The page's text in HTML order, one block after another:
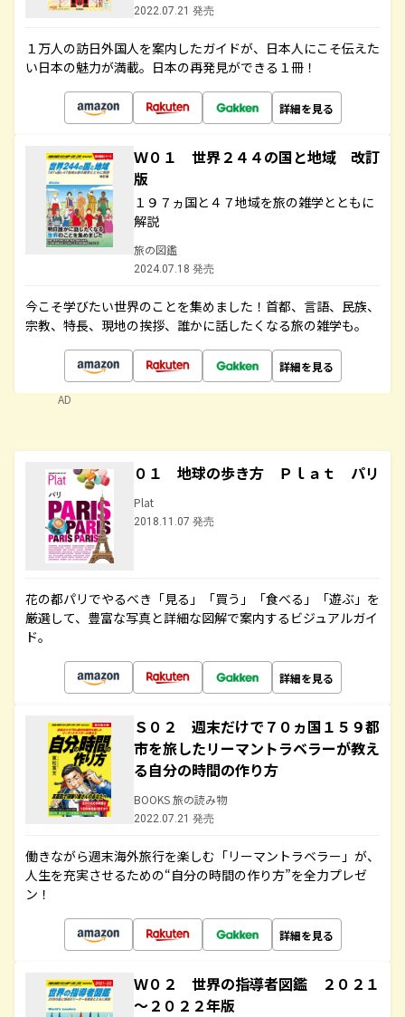
2022.07.21 発売
１万人の訪日外国人を案内したガイドが、日本人にこそ伝えた
い日本の魅力が満載。日本の再発見ができる１冊！
詳細を見る
Ｗ０１ 世界２４４の国と地域 改訂
版
１９７ヵ国と４７地域を旅の雑学とともに
解説
旅の図鑑
2024.07.18 発売
今こそ学びたい世界のことを集めました！首都、言語、民族、
宗教、特長、現地の挨拶、誰かに話したくなる旅の雑学も。
詳細を見る
AD
０１ 地球の歩き方 Ｐｌａｔ パリ
Plat
2018.11.07 発売
花の都パリでやるべき「見る」「買う」「食べる」「遊ぶ」を
厳選して、豊富な写真と詳細な図解で案内するビジュアルガイ
ド。
詳細を見る
Ｓ０２ 週末だけで７０ヵ国１５９都
市を旅したリーマントラベラーが教え
る自分の時間の作り方
BOOKS 旅の読み物
2022.07.21 発売
働きながら週末海外旅行を楽しむ「リーマントラベラー」が、
人生を充実させるための“自分の時間の作り方”を全力プレゼ
ン！
詳細を見る
Ｗ０２ 世界の指導者図鑑 ２０２１
～２０２２年版